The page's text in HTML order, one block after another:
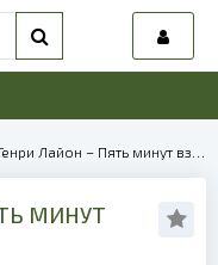
Лайон – Пять минут взаймы | 40179
МИНУТ